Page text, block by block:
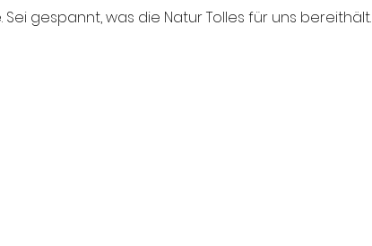
gespannt, was die Natur Tolles für uns bereithält.